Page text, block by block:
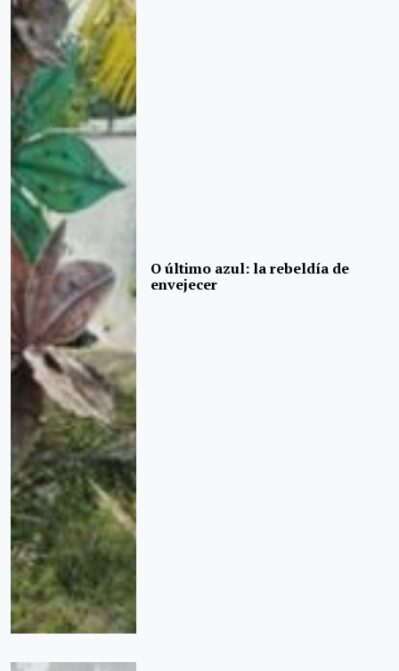
O último azul: la rebeldía de
envejecer